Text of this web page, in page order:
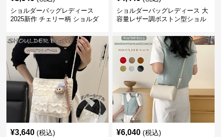
ショルダーバッグレディース
2025新作 チェリー柄 ショルダ
3way
ショルダーバッグレディース 大
容量レザー調ボストン型ショル
¥3,640 (税込) ¥6,040 (税込)